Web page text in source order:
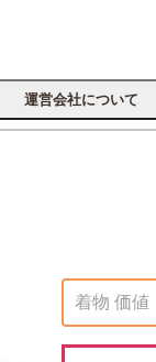
楽器
運営会社について